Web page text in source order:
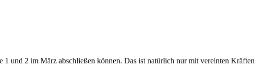
1 und 2 im März abschließen können. Das ist natürlich nur mit vereinten Kräften